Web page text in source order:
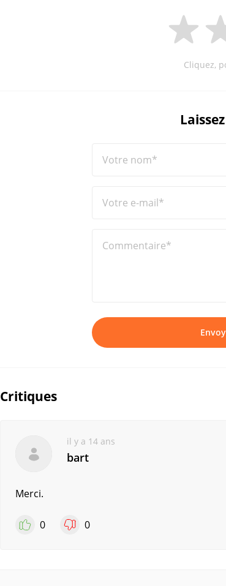
Cliquez,
Votre nom*
Votre e-mail*
Commentaire*
Critiques
il y a 14 ans
bart
Merci.
0 0